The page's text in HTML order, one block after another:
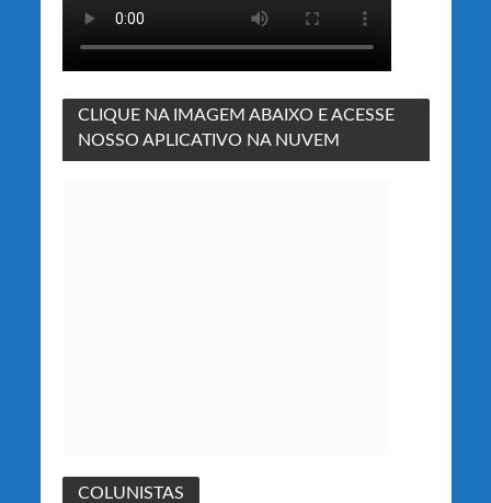
CLIQUE NA IMAGEM ABAIXO E ACESSE
NOSSO APLICATIVO NA NUVEM
COLUNISTAS